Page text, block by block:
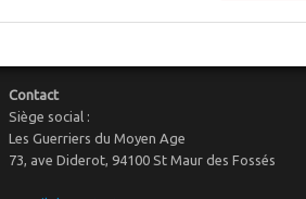
Contact
Siège social :
Les Guerriers du Moyen Age
73, ave Diderot, 94100 St Maur des Fossés